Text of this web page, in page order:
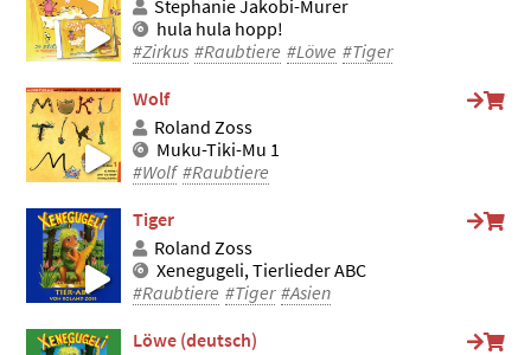
Stephanie Jakobi-Murer
hula hula hopp!
#Zirkus #Raubtiere #Löwe #Tiger
Wolf
Roland Zoss
Muku-Tiki-Mu 1
#Wolf #Raubtiere
Tiger
Roland Zoss
Xenegugeli, Tierlieder ABC
#Raubtiere #Tiger #Asien
Löwe (deutsch)